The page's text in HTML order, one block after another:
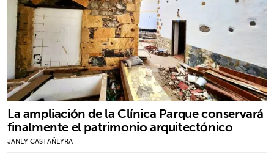
La ampliación de la Clínica Parque conservará
finalmente el patrimonio arquitectónico
JANEY CASTAÑEYRA